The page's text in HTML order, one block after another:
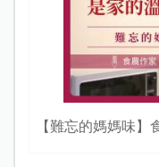
【難忘的媽媽味